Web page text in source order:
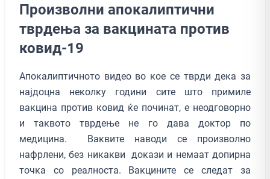
Произволни апокалиптични
тврдења за вакцината против
ковид-19
Апокалиптичното видео во кое се тврди дека за
најдоцна неколку години сите што примиле
вакцина против ковид ќе починат, е неодговорно
и таквото тврдење не го дава доктор по
медицина. Ваквите наводи се произволно
нафрлени, без никакви докази и немаат допирна
точка со реалноста. Вакцините се следат за